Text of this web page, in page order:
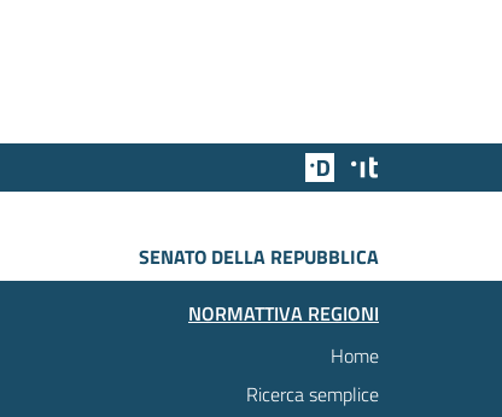
Team Digitale
SENATO DELLA REPUBBLICA
NORMATTIVA REGIONI
Home
Ricerca semplice